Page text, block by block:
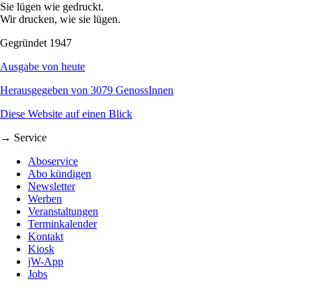
Sie lügen wie gedruckt.
Wir drucken, wie sie lügen.
Gegründet 1947
Ausgabe von heute
Herausgegeben von 3079 GenossInnen
Diese Website auf einen Blick
→ Service
Aboservice
Abo kündigen
Newsletter
Werben
Veranstaltungen
Terminkalender
Kontakt
Kiosk
jW-App
Jobs